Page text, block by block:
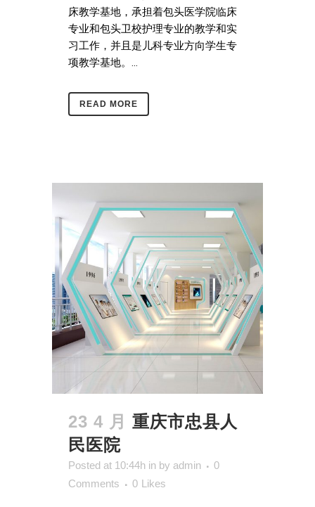
床教学基地，承担着包头医学院临床
专业和包头卫校护理专业的教学和实
习工作，并且是儿科专业方向学生专
项教学基地。...
READ MORE
23 4 月 重庆市忠县人
民医院
Posted at 10:44h in by admin
0
Comments
0 Likes